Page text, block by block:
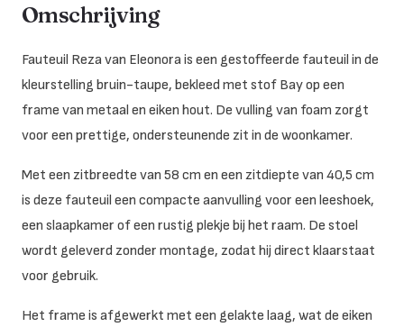
Omschrijving
Fauteuil Reza van Eleonora is een gestoffeerde fauteuil in de
kleurstelling bruin-taupe, bekleed met stof Bay op een
frame van metaal en eiken hout. De vulling van foam zorgt
voor een prettige, ondersteunende zit in de woonkamer.
Met een zitbreedte van 58 cm en een zitdiepte van 40,5 cm
is deze fauteuil een compacte aanvulling voor een leeshoek,
een slaapkamer of een rustig plekje bij het raam. De stoel
wordt geleverd zonder montage, zodat hij direct klaarstaat
voor gebruik.
Het frame is afgewerkt met een gelakte laag, wat de eiken